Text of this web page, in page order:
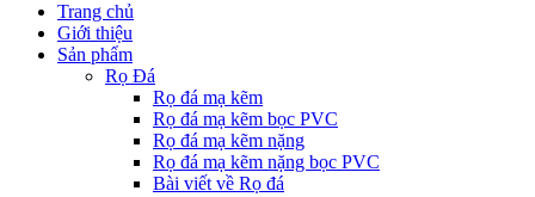
Trang chủ
Giới thiệu
Sản phẩm
Rọ Đá
Rọ đá mạ kẽm
Rọ đá mạ kẽm bọc PVC
Rọ đá mạ kẽm nặng
Rọ đá mạ kẽm nặng bọc PVC
Bài viết về Rọ đá